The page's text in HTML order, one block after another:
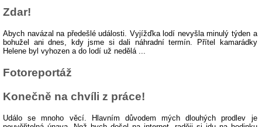
Zdar!
Abych navázal na předešlé události. Vyjížďka lodí nevyšla minulý týden a
bohužel ani dnes, kdy jsme si dali náhradní termín. Přítel kamarádky
Helene byl vyhozen a do lodí už nedělá ...
Fotoreportáž
Konečně na chvíli z práce!
Událo se mnoho věcí. Hlavním důvodem mých dlouhých prodlev je